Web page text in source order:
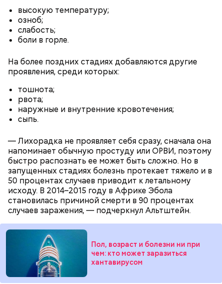
высокую температуру;
озноб;
слабость;
боли в горле.
На более поздних стадиях добавляются другие
проявления, среди которых:
тошнота;
рвота;
наружные и внутренние кровотечения;
сыпь.
— Лихорадка не проявляет себя сразу, сначала она
напоминает обычную простуду или ОРВИ, поэтому
быстро распознать ее может быть сложно. Но в
запущенных стадиях болезнь протекает тяжело и в
50 процентах случаев приводит к летальному
исходу. В 2014–2015 году в Африке Эбола
становилась причиной смерти в 90 процентах
случаев заражения, — подчеркнул Альтштейн.
Пол, возраст и болезни ни при
чем: кто может заразиться
хантавирусом
Молодежь нарекла сардины новым суперфудом.
Доступная и вкусная рыба богата полезными
нутриентами, а потому о ней все чаще снимают
хвалебные ролики. В чем заключаетсяпольза этой
, с чем можно ее сочетать и кому стоит есть ее
с осторожностью, «Вечерняя Москва» узнала у
диетолога Елены Соломатиной.
Тонкости от шефа:обжаривать перцы лучше в
самом начале, чтобы они успели стать мягкими.